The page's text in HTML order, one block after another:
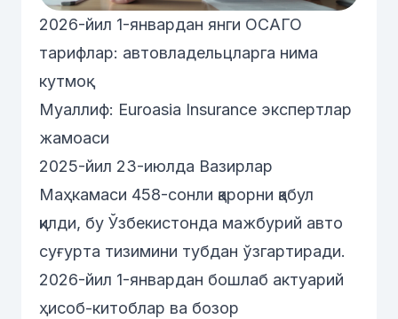
2026-йил 1-январдан янги ОСАГО
тарифлар: автовладельцларга нима
кутмоқ
Муаллиф: Euroasia Insurance экспертлар
жамоаси
2025-йил 23-июлда Вазирлар
Маҳкамаси 458-сонли қарорни қабул
қилди, бу Ўзбекистонда мажбурий авто
суғурта тизимини тубдан ўзгартиради.
2026-йил 1-январдан бошлаб актуарий
ҳисоб-китоблар ва бозор